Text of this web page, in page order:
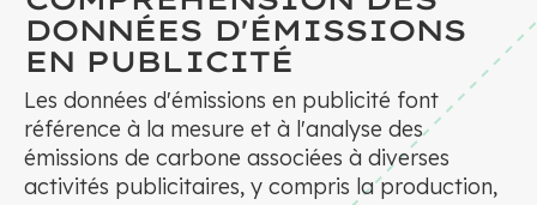
DONNÉES D'ÉMISSIONS
EN PUBLICITÉ
Les données d'émissions en publicité font
référence à la mesure et à l'analyse des
émissions de carbone associées à diverses
activités publicitaires, y compris la production,